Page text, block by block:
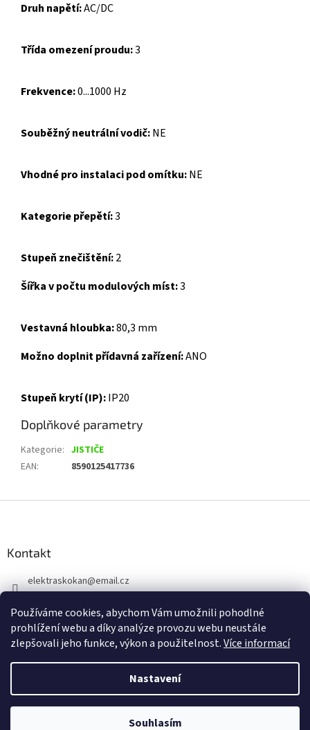
Používáme cookies, abychom Vám umožnili pohodlné
prohlížení webu a díky analýze provozu webu neustále
zlepšovali jeho funkce, výkon a použitelnost.Více informací
Nastavení
Souhlasím
Druh napětí:AC/DC
Třída omezení proudu:3
Frekvence:0...1000 Hz
Souběžný neutrální vodič:NE
Vhodné pro instalaci pod omítku:NE
Kategorie přepětí:3
Stupeň znečištění:2
Šířka v počtu modulových míst:3
Vestavná hloubka:80,3 mm
Možno doplnit přídavná zařízení:ANO
Stupeň krytí (IP):IP20
Doplňkové parametry
Kategorie: JISTIČE
EAN: 8590125417736
Kontakt
elektraskokan@email.cz
+420 737 802 398
Vytvořil Shoptet
www.elektraskokan.cz